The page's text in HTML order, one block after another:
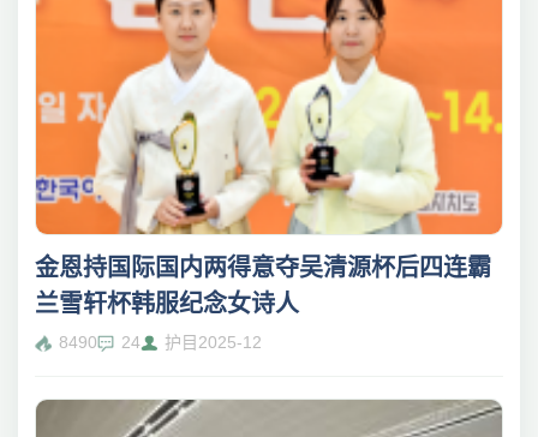
金恩持国际国内两得意夺吴清源杯后四连霸
兰雪轩杯韩服纪念女诗人
8490 24 护目 2025-12